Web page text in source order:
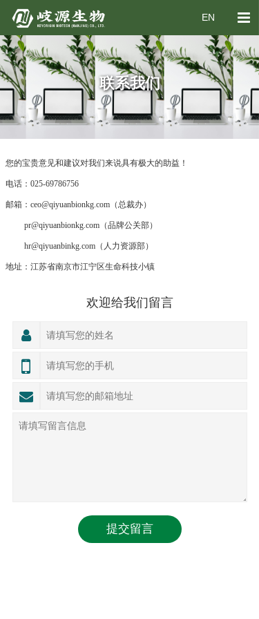
EN
联系我们
您的宝贵意见和建议对我们来说具有极大的助益！
电话：025-69786756
邮箱：ceo@qiyuanbionkg.com（总裁办）
pr@qiyuanbionkg.com（品牌公关部）
hr@qiyuanbinkg.com（人力资源部）
地址：江苏省南京市江宁区生命科技小镇
欢迎给我们留言